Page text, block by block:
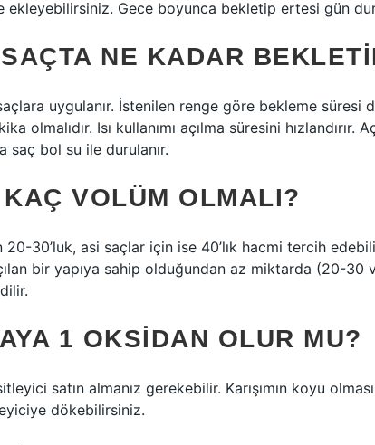
ekleyebilirsiniz. Gece boyunca bekletip ertesi gün
NE KADAR
uygulanır. İstenilen renge göre bekleme süresi
olmalıdır. Isı kullanımı açılma süresini hızlandırır.
saç bol su ile durulanır.
VOLÜM OLMALI?
30’luk, asi saçlar için ise 40’lık hacmi tercih
bir yapıya sahip olduğundan az miktarda (20-30
1 OKSIDAN OLUR MU?
satın almanız gerekebilir. Karışımın koyu
dökebilirsiniz.